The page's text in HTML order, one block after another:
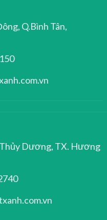
Q.Bình Tân,
Dương, TX. Hương